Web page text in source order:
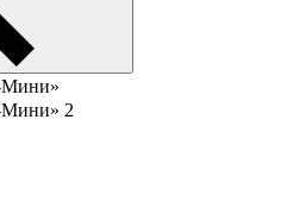
Мини»
Мини» 2